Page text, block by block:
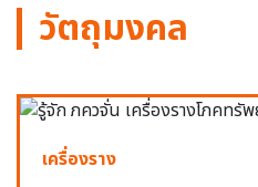
วัตถุมงคล
เครื่องราง